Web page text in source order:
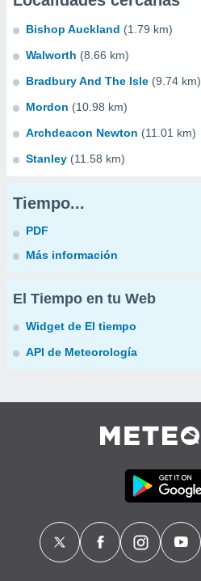
Bishop Auckland (1.79 km)
Walworth (8.66 km)
Bradbury And The Isle (9.74 km)
Mordon (10.98 km)
Archdeacon Newton (11.01 km)
Stanley (11.58 km)
Tiempo...
PDF
Más información
El Tiempo en tu Web
Widget de El tiempo
API de Meteorología